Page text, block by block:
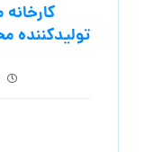
تولیدکننده